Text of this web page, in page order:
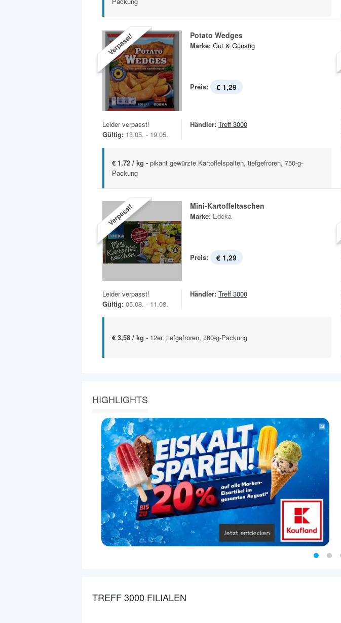
Verpasst! Potato Wedges
Marke: Gut & Günstig
Preis: € 1,29
Leider verpasst!
Gültig: 13.05. - 19.05.
Händler: Treff 3000
€ 1,72 / kg - pikant gewürzte Kartoffelspalten, tiefgefroren, 750-g-
Packung
Verpasst! Mini-Kartoffeltaschen
Marke: Edeka
Preis: € 1,29
Leider verpasst!
Gültig: 05.08. - 11.08.
Händler: Treff 3000
€ 3,58 / kg - 12er, tiefgefroren, 360-g-Packung
HIGHLIGHTS
TREFF 3000 FILIALEN